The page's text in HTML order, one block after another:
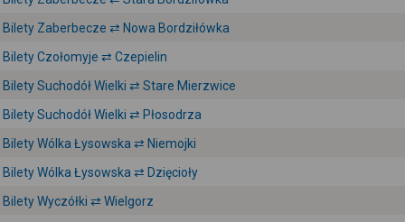
Bilety Zaberbecze ⇄ Nowa Bordziłówka
Bilety Czołomyje ⇄ Czepielin
Bilety Suchodół Wielki ⇄ Stare Mierzwice
Bilety Suchodół Wielki ⇄ Płosodrza
Bilety Wólka Łysowska ⇄ Niemojki
Bilety Wólka Łysowska ⇄ Dzięcioły
Bilety Wyczółki ⇄ Wielgorz